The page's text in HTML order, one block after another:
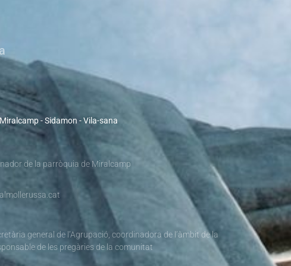
- Sidamon - Vila-sana
de la parròquia de Miralcamp
general de l’Agrupació, coordinadora de l’àmbit de la
de les pregàries de la comunitat